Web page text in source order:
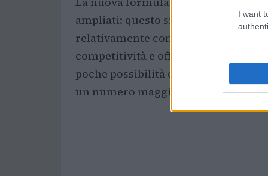
I want
ampliati: questo significa più
relativamente concentrato. In
competitività e offrire maggiore
poche possibilità di qualificarsi. Il
un numero maggiore di match e